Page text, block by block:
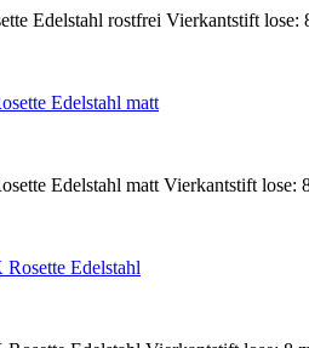
Edelstahl rostfrei Vierkantstift
Edelstahl matt
Edelstahl matt Vierkantstift lose:
Edelstahl